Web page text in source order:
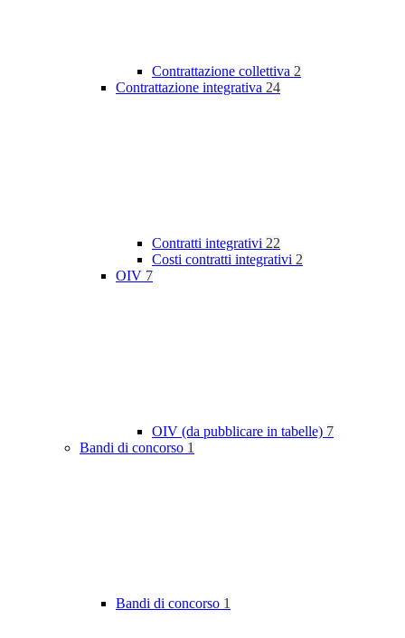
Contrattazione collettiva 2
Contrattazione integrativa 24
Contratti integrativi 22
Costi contratti integrativi 2
OIV 7
OIV (da pubblicare in tabelle) 7
Bandi di concorso 1
Bandi di concorso 1